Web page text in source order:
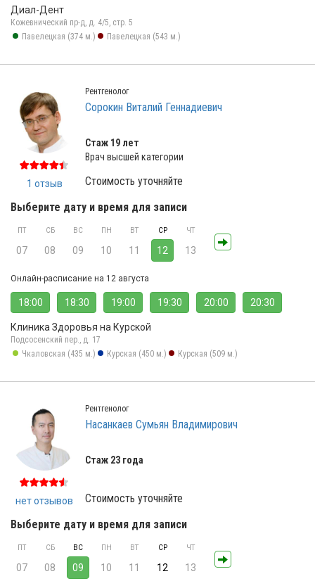
Диал-Дент
Кожевнический пр-д, д. 4/5, стр. 5
Павелецкая (374 м.)
Павелецкая (543 м.)
1 отзыв
Рентгенолог
Сорокин Виталий Геннадиевич
Стаж 19 лет
Врач высшей категории
Стоимость уточняйте
Выберите дату и время для записи
ПТ
07
СБ
08
ВС
09
ПН
10
ВТ
11
СР
12
ЧТ
13
Онлайн-расписание на 12 августа
18:00 18:30 19:00 19:30 20:00 20:30
Клиника Здоровья на Курской
Подсосенский пер., д. 17
Чкаловская (435 м.)
Курская (450 м.) Курская (509 м.)
нет отзывов
Рентгенолог
Насанкаев Сумьян Владимирович
Стаж 23 года
Стоимость уточняйте
Выберите дату и время для записи
ПТ
07
СБ
08
ВС
09
ПН
10
ВТ
11
СР
12
ЧТ
13